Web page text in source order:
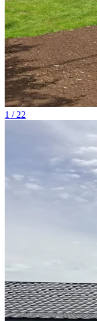
1 / 22